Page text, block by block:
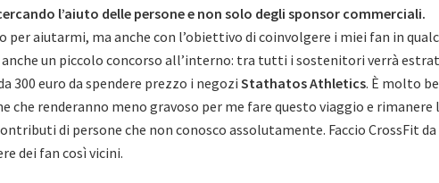
l’aiuto delle persone e non solo degli sponsor commerciali.
per aiutarmi, ma anche con l’obiettivo di coinvolgere i miei fan in
un piccolo concorso all’interno: tra tutti i sostenitori verrà
300 euro da spendere prezzo i negozi Stathatos Athletics. È molto
che renderanno meno gravoso per me fare questo viaggio e rimanere
di persone che non conosco assolutamente. Faccio CrossFit
dei fan così vicini.